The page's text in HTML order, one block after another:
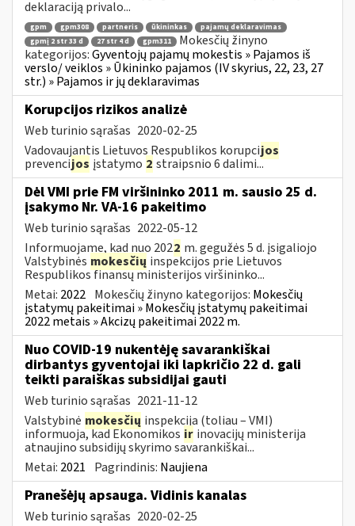
deklaraciją privalo...
gpm gpm308 partneris ūkininkas
pajamų deklaravimas
gpmį 2 str 33 d
27 str 4 d gpm311
Mokesčių žinyno
kategorijos:Gyventojų pajamų mokestis » Pajamos iš
verslo/ veiklos » Ūkininko pajamos (IV skyrius, 22, 23, 27
str.) » Pajamos ir jų deklaravimas
Korupcijos rizikos analizė
Web turinio sąrašas 2020-02-25
Vadovaujantis Lietuvos Respublikos korupcijos
prevencijos įstatymo 2 straipsnio 6 dalimi...
Dėl VMI prie FM viršininko 2011 m. sausio 25 d.
įsakymo Nr. VA-16 pakeitimo
Web turinio sąrašas 2022-05-12
Informuojame, kad nuo 2022 m. gegužės 5 d. įsigaliojo
Valstybinės mokesčių inspekcijos prie Lietuvos
Respublikos finansų ministerijos viršininko...
Metai: 2022 Mokesčių žinyno kategorijos: Mokesčių
įstatymų pakeitimai » Mokesčių įstatymų pakeitimai
2022 metais » Akcizų pakeitimai 2022 m.
Nuo COVID-19 nukentėję savarankiškai
dirbantys gyventojai iki lapkričio 22 d. gali
teikti paraiškas subsidijai gauti
Web turinio sąrašas 2021-11-12
Valstybinė mokesčių inspekcija (toliau – VMI)
informuoja, kad Ekonomikos ir inovacijų ministerija
atnaujino subsidijų skyrimo savarankiškai...
Metai: 2021 Pagrindinis: Naujiena
Pranešėjų apsauga. Vidinis kanalas
Web turinio sąrašas 2020-02-25